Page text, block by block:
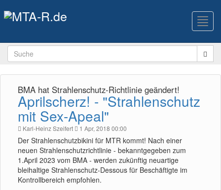
BMA hat Strahlenschutz-Richtlinie geändert!
Aprilscherz! - "Strahlenschutz
mit Sex-Apeal"
Karl-Heinz Szeifert 1 Apr, 2018 00:00
Der Strahlenschutzbikini für MTR kommt! Nach einer
neuen Strahlenschutzrichtlinie - bekanntgegeben zum
1.April 2023 vom BMA - werden zukünftig neuartige
bleihaltige Strahlenschutz-Dessous für Beschäftigte im
Kontrollbereich empfohlen.